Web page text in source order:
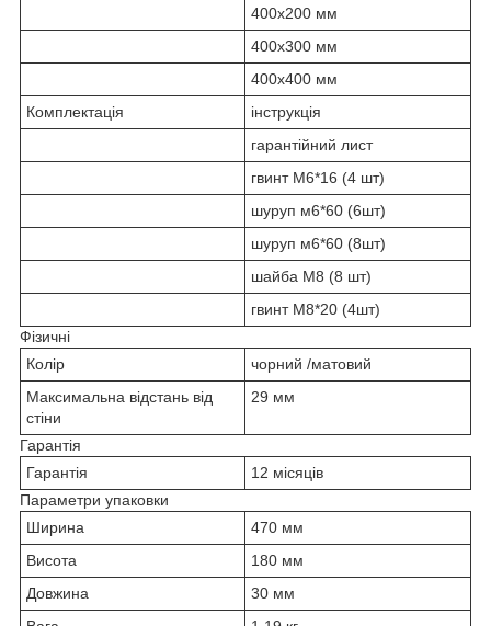
400x200 мм
400x300 мм
400x400 мм
Комплектація
інструкція
гарантійний лист
гвинт М6*16 (4 шт)
шуруп м6*60 (6шт)
шуруп м6*60 (8шт)
шайба М8 (8 шт)
гвинт М8*20 (4шт)
Фізичні
Колір
чорний /матовий
Максимальна відстань від
стіни
29 мм
Гарантія
Гарантія
12 місяців
Параметри упаковки
Ширина
470 мм
Висота
180 мм
Довжина
30 мм